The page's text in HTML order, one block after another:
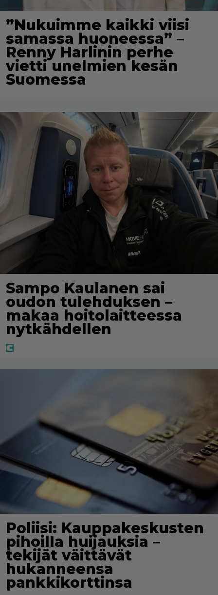
”Nukuimme kaikki viisi
samassa huoneessa” –
Renny Harlinin perhe
vietti unelmien kesän
Suomessa
Sampo Kaulanen sai
oudon tulehduksen –
makaa hoitolaitteessa
nytkähdellen
Poliisi: Kauppakeskusten
pihoilla huijauksia –
tekijät väittävät
hukanneensa
pankkikorttinsa